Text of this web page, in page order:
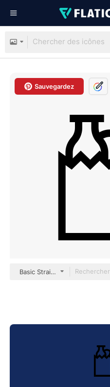
Sauvegardez
Basic Straight Lineal